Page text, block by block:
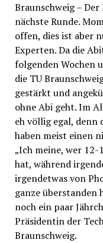
Braunschweig –
nächste Runde.
offen, dies ist aber
Experten. Da die
folgenden Wochen
die TU
gestärkt und
ohne Abi geht. Im
eh völlig egal, denn
haben meist einen
„Ich meine, wer 12-
hat, während
irgendetwas von
ganze überstanden
noch ein paar
Präsidentin der
Braunschweig.